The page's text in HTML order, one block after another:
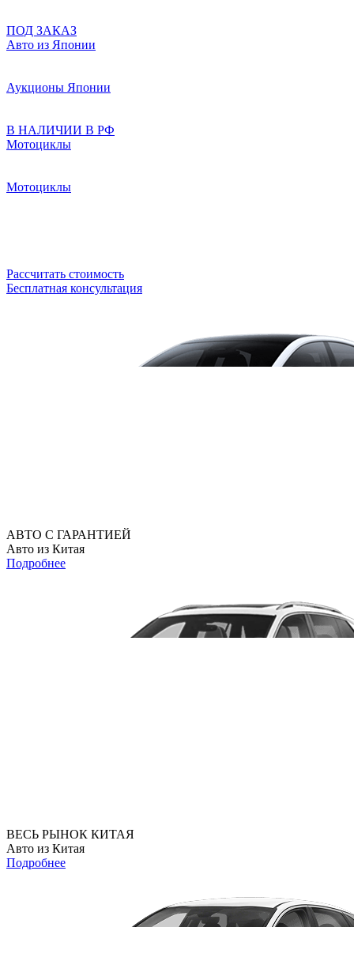
ПОД ЗАКАЗ
Авто из Японии
Аукционы Японии
В НАЛИЧИИ В РФ
Мотоциклы
Мотоциклы
Рассчитать стоимость
Бесплатная консультация
АВТО С ГАРАНТИЕЙ
Авто из Китая
Подробнее
ВЕСЬ РЫНОК КИТАЯ
Авто из Китая
Подробнее